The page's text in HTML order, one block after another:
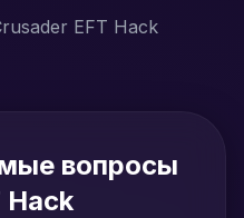
EFT Hack
вопросы
Hack